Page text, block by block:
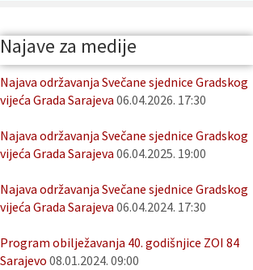
Najave za medije
Najava održavanja Svečane sjednice Gradskog
vijeća Grada Sarajeva 06.04.2026. 17:30
Najava održavanja Svečane sjednice Gradskog
vijeća Grada Sarajeva 06.04.2025. 19:00
Najava održavanja Svečane sjednice Gradskog
vijeća Grada Sarajeva 06.04.2024. 17:30
Program obilježavanja 40. godišnjice ZOI 84
Sarajevo 08.01.2024. 09:00